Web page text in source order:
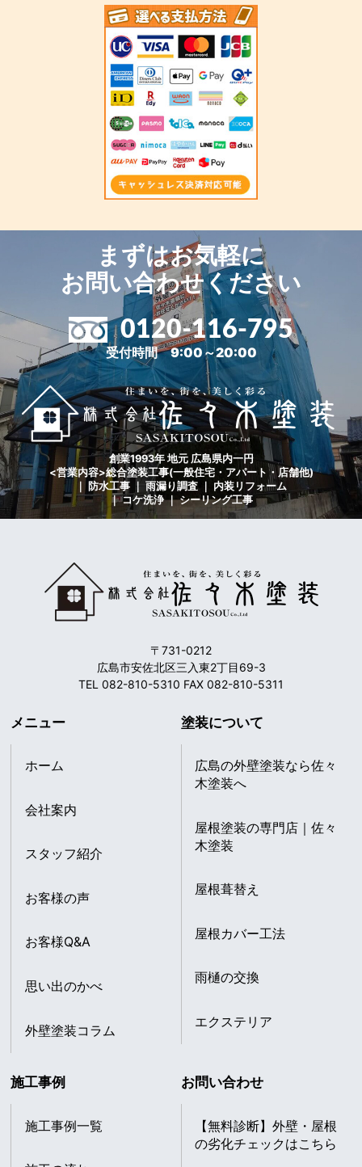
まずはお気軽に
お問い合わせください
0120-116-795
受付時間 9:00～20:00
創業1993年 地元 広島県内一円
<営業内容>総合塗装工事(一般住宅・アパート・店舗他)
｜ 防水工事 ｜ 雨漏り調査 ｜ 内装リフォーム
｜ コケ洗浄 ｜ シーリング工事
〒731-0212
広島市安佐北区三入東2丁目69-3
TEL 082-810-5310 FAX 082-810-5311
メニュー
ホーム
会社案内
スタッフ紹介
お客様の声
お客様Q&A
思い出のかべ
外壁塗装コラム
塗装について
広島の外壁塗装なら佐々
木塗装へ
屋根塗装の専門店｜佐々
木塗装
屋根葺替え
屋根カバー工法
雨樋の交換
エクステリア
施工事例
施工事例一覧
お問い合わせ
【無料診断】外壁・屋根
の劣化チェックはこちら